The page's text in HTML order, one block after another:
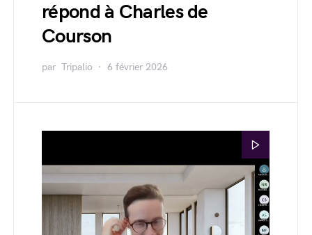
répond à Charles de
Courson
par Tripalio 6 février 2026